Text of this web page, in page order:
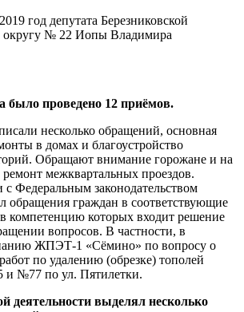
год депутата Березниковской
округу № 22 Иопы Владимира
было проведено 12 приёмов.
несколько обращений, основная
в домах и благоустройство
Обращают внимание горожане и на
межквартальных проездов.
законодательством
обращения граждан в соответствующие
компетенцию которых входит решение
вопросов. В частности, в
ЖПЭТ-1 «Сёмино» по вопросу о
по удалению (обрезке) тополей
№77 по ул. Пятилетки.
деятельности выделял несколько